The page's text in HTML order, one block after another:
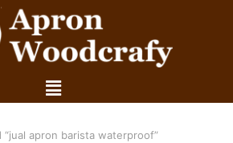
“jual apron barista waterproof”